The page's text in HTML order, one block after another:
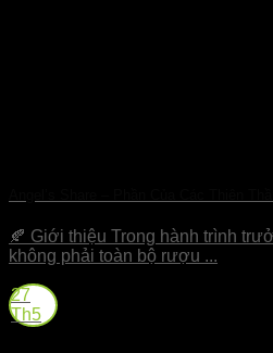
🍂 Giới thiệu Trong hành trình
không phải toàn bộ rượu ...
27
Th5